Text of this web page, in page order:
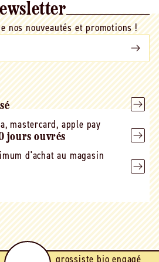
nos nouveautés et promotions !
mastercard, apple pay
jours ouvrés
d'achat au magasin
grossiste bio engagé